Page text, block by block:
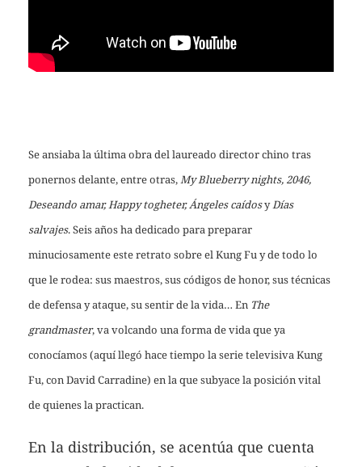
Se ansiaba la última obra del laureado director chino tras
ponernos delante, entre otras,My Blueberry nights, 2046,
Deseando amar, Happy togheter, Ángeles caídosyDías
salvajes. Seis años ha dedicado para preparar
minuciosamente este retrato sobre el Kung Fu y de todo lo
que le rodea: sus maestros, sus códigos de honor, sus técnicas
de defensa y ataque, su sentir de la vida… En The
grandmaster, va volcando una forma de vida que ya
conocíamos (aquí llegó hace tiempo la serie televisiva Kung
Fu, con David Carradine) en la que subyace la posición vital
de quienes la practican.
En la distribución, se acentúa que cuenta